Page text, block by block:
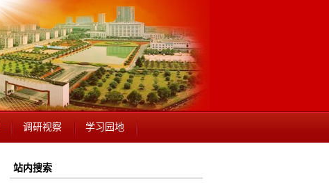
调研视察 学习园地
站内搜索